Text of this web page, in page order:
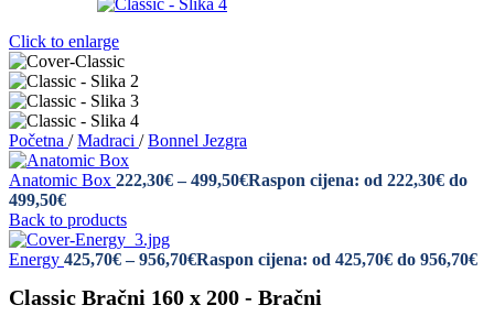
Click to enlarge
Početna / Madraci / Bonnel Jezgra
Anatomic Box 222,30€ – 499,50€Raspon cijena: od 222,30€ do
499,50€
Back to products
Energy 425,70€ – 956,70€Raspon cijena: od 425,70€ do 956,70€
Classic Bračni 160 x 200 - Bračni